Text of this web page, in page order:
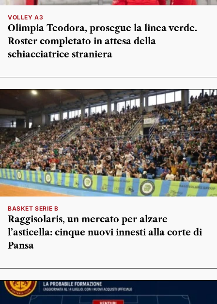
VOLLEY A3
Olimpia Teodora, prosegue la linea verde.
Roster completato in attesa della
schiacciatrice straniera
BASKET SERIE B
Raggisolaris, un mercato per alzare
l’asticella: cinque nuovi innesti alla corte di
Pansa